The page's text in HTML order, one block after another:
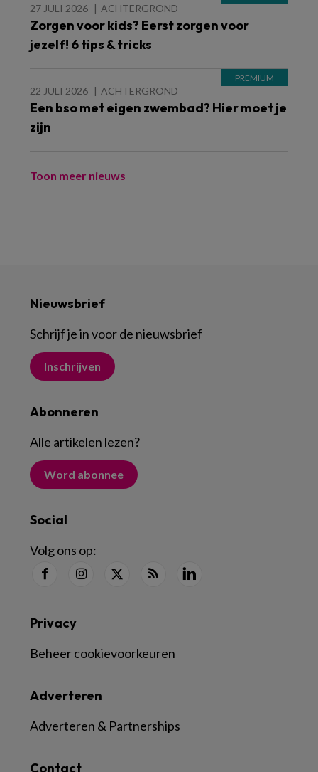
27 JULI 2026 ACHTERGROND
Zorgen voor kids? Eerst zorgen voor
jezelf! 6 tips & tricks
22 JULI 2026 ACHTERGROND
Een bso met eigen zwembad? Hier moet je
zijn
Toon meer nieuws
Nieuwsbrief
Schrijf je in voor de nieuwsbrief
Inschrijven
Abonneren
Alle artikelen lezen?
Word abonnee
Social
Volg ons op:
Contact
Adverteren
Adverteren & Partnerships
Privacy
Beheer cookievoorkeuren